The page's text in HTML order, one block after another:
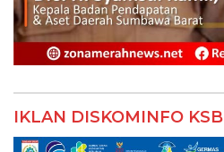
IKLAN DISKOMINFO KSB